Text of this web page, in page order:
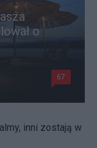
o
67
inni zostają w